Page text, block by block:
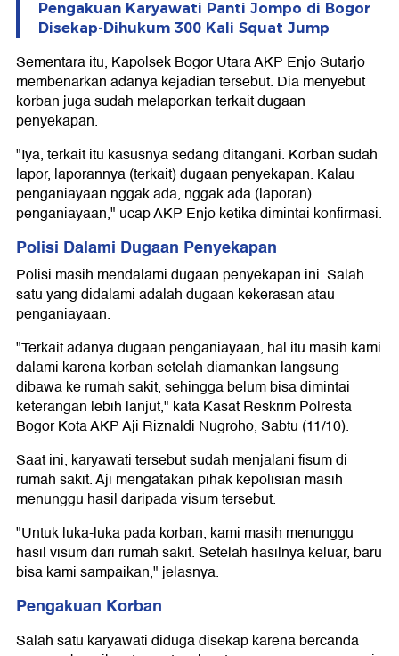
Pengakuan Karyawati Panti Jompo di Bogor
Disekap-Dihukum 300 Kali Squat Jump
Sementara itu, Kapolsek Bogor Utara AKP Enjo Sutarjo
membenarkan adanya kejadian tersebut. Dia menyebut
korban juga sudah melaporkan terkait dugaan
penyekapan.
"Iya, terkait itu kasusnya sedang ditangani. Korban sudah
lapor, laporannya (terkait) dugaan penyekapan. Kalau
penganiayaan nggak ada, nggak ada (laporan)
penganiayaan," ucap AKP Enjo ketika dimintai konfirmasi.
Polisi Dalami Dugaan Penyekapan
Polisi masih mendalami dugaan penyekapan ini. Salah
satu yang didalami adalah dugaan kekerasan atau
penganiayaan.
"Terkait adanya dugaan penganiayaan, hal itu masih kami
dalami karena korban setelah diamankan langsung
dibawa ke rumah sakit, sehingga belum bisa dimintai
keterangan lebih lanjut," kata Kasat Reskrim Polresta
Bogor Kota AKP Aji Riznaldi Nugroho, Sabtu (11/10).
Saat ini, karyawati tersebut sudah menjalani fisum di
rumah sakit. Aji mengatakan pihak kepolisian masih
menunggu hasil daripada visum tersebut.
"Untuk luka-luka pada korban, kami masih menunggu
hasil visum dari rumah sakit. Setelah hasilnya keluar, baru
bisa kami sampaikan," jelasnya.
Pengakuan Korban
Salah satu karyawati diduga disekap karena bercanda